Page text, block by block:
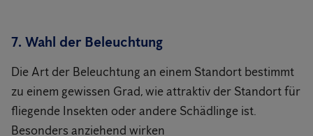
7. Wahl der Beleuchtung
Die Art der Beleuchtung an einem Standort bestimmt
zu einem gewissen Grad, wie attraktiv der Standort für
fliegende Insekten oder andere Schädlinge ist.
Besonders anziehend wirken